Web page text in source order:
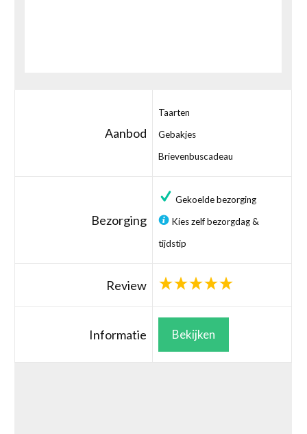
Aanbod
Taarten
Gebakjes
Brievenbuscadeau
Bezorging
Gekoelde bezorging
Kies zelf bezorgdag &
tijdstip
Review
Informatie Bekijken